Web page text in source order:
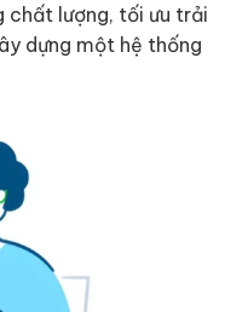
chất lượng, tối ưu trải
dựng một hệ thống